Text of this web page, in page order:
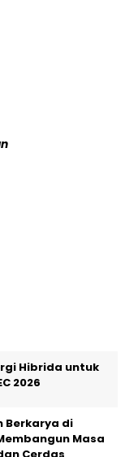
Hibrida untuk
2026
Berkarya di
Masa